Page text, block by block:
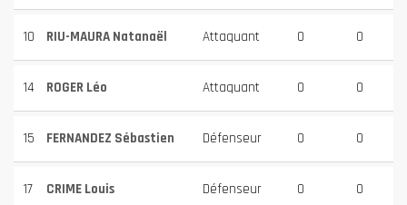
10 RIU-MAURA Natanaël Attaquant 0 0
14 ROGER Léo Attaquant 0 0
15 FERNANDEZ Sébastien Défenseur 0 0
17 CRIME Louis Défenseur 0 0